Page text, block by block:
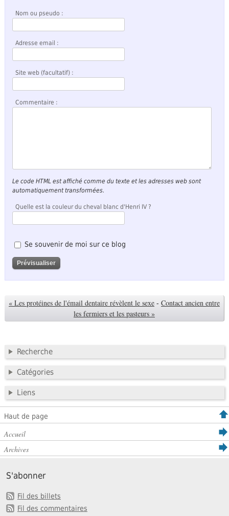
Nom ou pseudo :
Adresse email :
Site web (facultatif) :
Commentaire :
Le code HTML est affiché comme du texte et les adresses web sont
automatiquement transformées.
Quelle est la couleur du cheval blanc d'Henri IV ?
Se souvenir de moi sur ce blog
« Les protéines de l'émail dentaire révèlent le sexe - Contact ancien entre
les fermiers et les pasteurs »
Recherche
Catégories
Liens
Haut de page
Accueil
Archives
S'abonner
Fil des billets
Fil des commentaires